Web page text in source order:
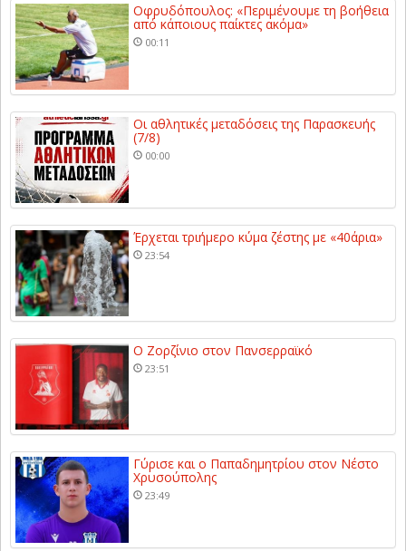
Οφρυδόπουλος: «Περιμένουμε τη βοήθεια
από κάποιους παίκτες ακόμα»
00:11
Οι αθλητικές μεταδόσεις της Παρασκευής
(7/8)
00:00
Έρχεται τριήμερο κύμα ζέστης με «40άρια»
23:54
Ο Ζορζίνιο στον Πανσερραϊκό
23:51
Γύρισε και ο Παπαδημητρίου στον Νέστο
Χρυσούπολης
23:49